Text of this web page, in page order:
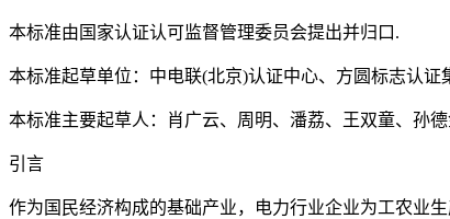
本标准由国家认证认可监督管理委员会提出并归口.
本标准起草单位：中电联(北京)认证中心、方圆标志认
本标准主要起草人：肖广云、周明、潘荔、王双童、孙
引言
作为国民经济构成的基础产业，电力行业企业为工农业